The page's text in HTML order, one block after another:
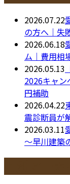
2026.07.22
の方へ｜失
2026.06.18
ム｜費用相
2026.05.13
2026キャン
円補助
2026.04.22
震診断員が
2026.03.11
～早川建築